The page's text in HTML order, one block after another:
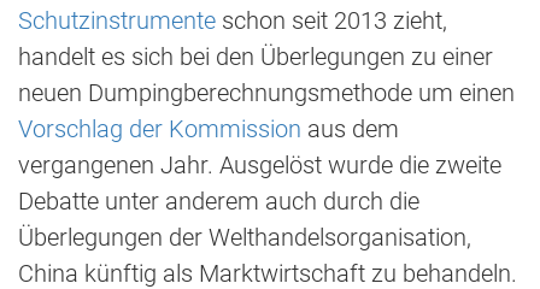
Schutzinstrumente schon seit 2013 zieht,
handelt es sich bei den Überlegungen zu einer
neuen Dumpingberechnungsmethode um einen
Vorschlag der Kommission aus dem
vergangenen Jahr. Ausgelöst wurde die zweite
Debatte unter anderem auch durch die
Überlegungen der Welthandelsorganisation,
China künftig als Marktwirtschaft zu behandeln.